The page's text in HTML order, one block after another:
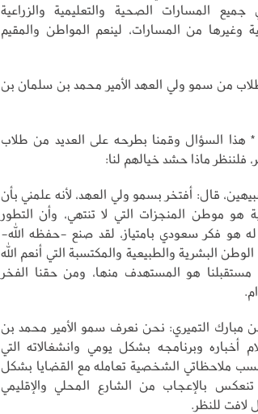
المسارات الصحية والتعليمية والزراعية
وغيرها من المسارات، لينعم المواطن والمقيم
من سمو ولي العهد الأمير محمد بن سلمان بن
* هذا السؤال وقمنا بطرحه على العديد من طلاب
فلننظر ماذا حشد خيالهم لنا:
قال: أفتخر بسمو ولي العهد، لأنه علمني بأن
هو موطن المنجزات التي لا تنتهي، وأن التطور
له هو فكر سعودي بامتياز، لقد صنع -حفظه الله-
البشرية والطبيعية والمكتسبة التي أنعم الله
مستقبلنا هو المستهدف منها، ومن حقنا الفخر
مبارك التميري: نحن نعرف سمو الأمير محمد بن
أخباره وبرنامجه بشكل يومي وانشغالاته التي
ملاحظاتي الشخصية تعامله مع القضايا بشكل
تنعكس بالإعجاب من الشارع المحلي والإقليمي
لافت للنظر.